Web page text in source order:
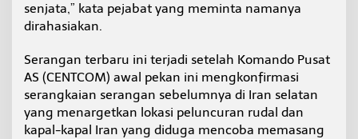
senjata,” kata pejabat yang meminta namanya
dirahasiakan.
Serangan terbaru ini terjadi setelah Komando Pusat
AS (CENTCOM) awal pekan ini mengkonfirmasi
serangkaian serangan sebelumnya di Iran selatan
yang menargetkan lokasi peluncuran rudal dan
kapal-kapal Iran yang diduga mencoba memasang